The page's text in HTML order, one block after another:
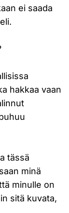
ei saada
hakkaa vaan
tässä
minä
minulle on
sitä kuvata,